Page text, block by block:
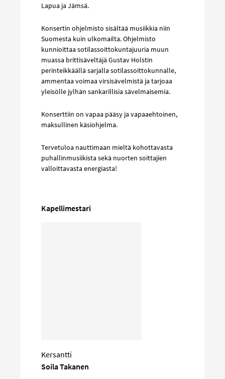
Lapua ja Jämsä.
Konsertin ohjelmisto sisältää musiikkia niin
Suomesta kuin ulkomailta. Ohjelmisto
kunnioittaa sotilassoittokuntajuuria muun
muassa brittisäveltäjä Gustav Holstin
perinteikkäällä sarjalla sotilassoittokunnalle,
ammentaa voimaa virsisävelmistä ja tarjoaa
yleisölle jylhän sankarillisia sävelmaisemia.
Konserttiin on vapaa pääsy ja vapaaehtoinen,
maksullinen käsiohjelma.
Tervetuloa nauttimaan mieltä kohottavasta
puhallinmusiikista sekä nuorten soittajien
valloittavasta energiasta!
Kapellimestari
Kersantti
Soila Takanen